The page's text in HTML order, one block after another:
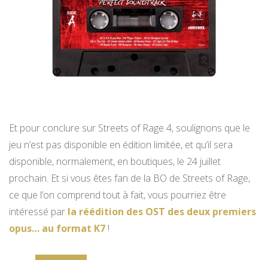
Et pour conclure sur Streets of Rage 4, soulignons que le
jeu n’est pas disponible en édition limitée, et qu’il sera
disponible, normalement, en boutiques, le 24 juillet
prochain. Et si vous êtes fan de la BO de Streets of Rage,
ce que l’on comprend tout à fait, vous pourriez être
intéressé par la réédition des OST des deux premiers
opus… au format K7 !